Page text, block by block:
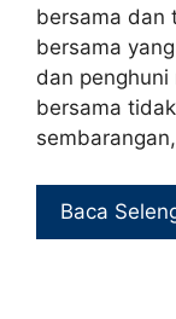
bersama dan
bersama
dan penghuni
bersama
Baca